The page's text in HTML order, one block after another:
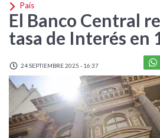
País
El Banco Central
tasa de Interés en
24 SEPTIEMBRE 2025 - 16:37